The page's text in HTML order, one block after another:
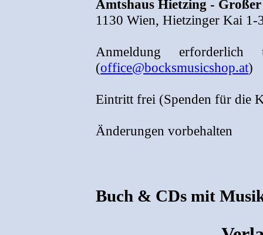
Amtshaus Hietzing - Großer
1130 Wien, Hietzinger Kai 1-
Anmeldung erforderlich
(office@bocksmusicshop.at)
Eintritt frei (Spenden für die
Änderungen vorbehalten
Buch & CDs mit